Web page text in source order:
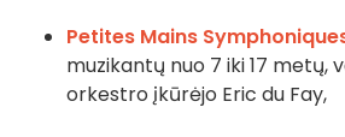
Petites Mains
muzikantų nuo 7 iki 17 metų,
orkestro įkūrėjo Eric du Fay,